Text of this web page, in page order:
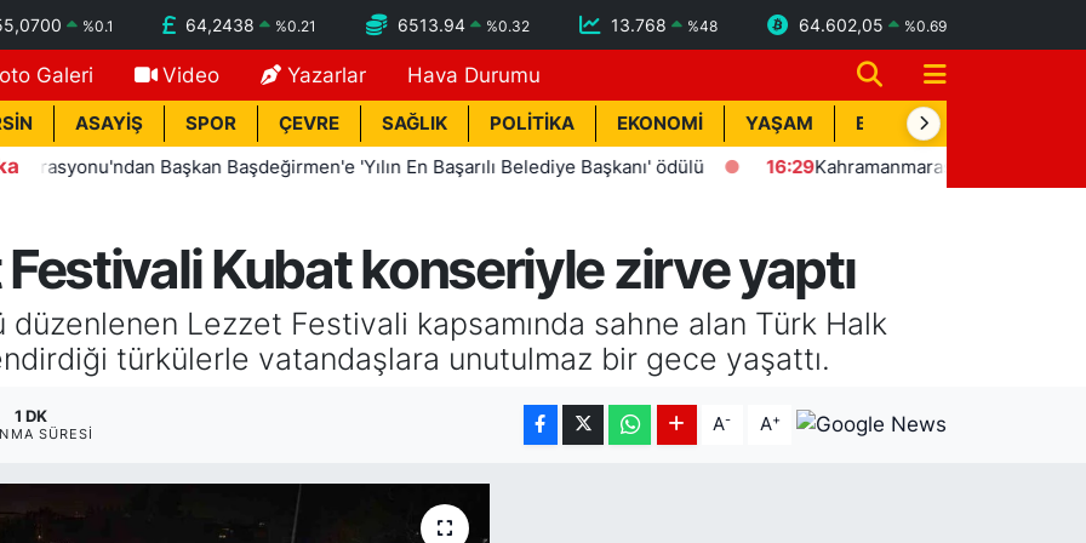
%0.1 64,2438 %0.21 6513.94 %0.32 13.768 %48 64.602,05 %0.69
Galeri Video Yazarlar Hava Durumu
ASAYİŞ SPOR ÇEVRE SAĞLIK POLİTİKA EKONOMİ YAŞAM BİK İLAN
Başkan Başdeğirmen'e 'Yılın En Başarılı Belediye Başkanı' ödülü 16:29 Kahramanmaraş'ta yangın ve kurtarma
Kubat konseriyle zirve yaptı
düzenlenen Lezzet Festivali kapsamında sahne alan Türk Halk
türkülerle vatandaşlara unutulmaz bir gece yaşattı.
1 DK
SÜRESI A- A+